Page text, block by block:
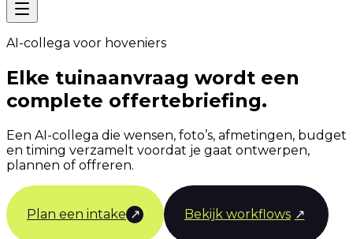
AI-collega voor hoveniers
Elke tuinaanvraag wordt een
complete offertebriefing.
Een AI-collega die wensen, foto’s, afmetingen, budget
en timing verzamelt voordat je gaat ontwerpen,
plannen of offreren.
Plan een intake ↗ Bekijk workflows ↗